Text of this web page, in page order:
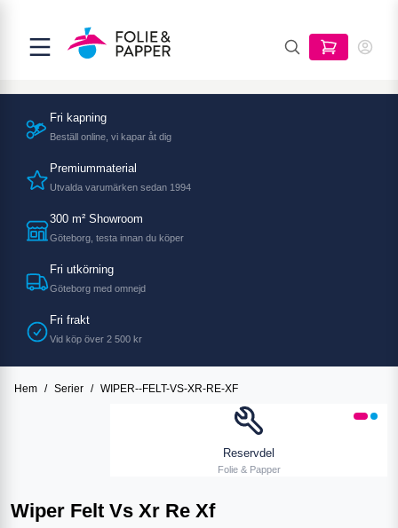
Fri kapning
Beställ online, vi kapar åt dig
Premiummaterial
Utvalda varumärken sedan 1994
300 m² Showroom
Göteborg, testa innan du köper
Fri utkörning
Göteborg med omnejd
Fri frakt
Vid köp över 2 500 kr
Hem / Serier / WIPER--FELT-VS-XR-RE-XF
Reservdel
Folie & Papper
Wiper Felt Vs Xr Re Xf